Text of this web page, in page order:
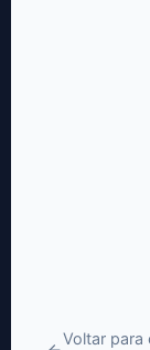
Voltar para